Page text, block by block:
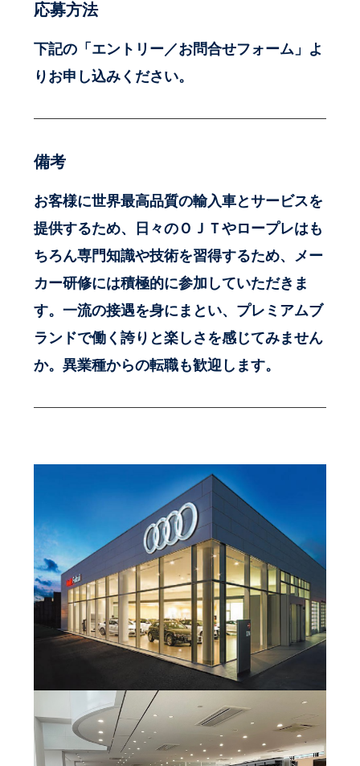
応募方法
下記の「エントリー／お問合せフォーム」よ
りお申し込みください。
備考
お客様に世界最高品質の輸入車とサービスを
提供するため、日々のＯＪＴやロープレはも
ちろん専門知識や技術を習得するため、メー
カー研修には積極的に参加していただきま
す。一流の接遇を身にまとい、プレミアムブ
ランドで働く誇りと楽しさを感じてみません
か。異業種からの転職も歓迎します。